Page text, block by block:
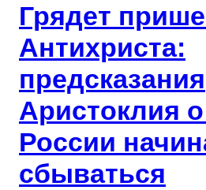
Грядет
Антихриста:
предсказания
Аристоклия
России
сбываться